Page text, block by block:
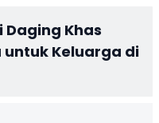
Daging Khas
untuk Keluarga di